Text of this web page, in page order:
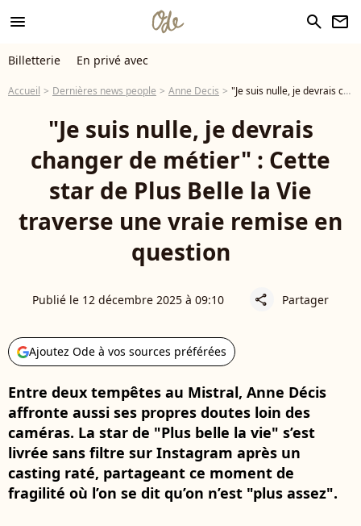
menu search newsletter
Billetterie En privé avec
Accueil Dernières news people Anne Decis "Je suis nulle, je devrais changer de métier" : Cette star de Plus Belle la Vie traverse une vraie remise en question
"Je suis nulle, je devrais
changer de métier" : Cette
star de Plus Belle la Vie
traverse une vraie remise en
question
Publié le 12 décembre 2025 à 09:10 share Partager
Ajoutez Ode à vos sources préférées
Entre deux tempêtes au Mistral, Anne Décis
affronte aussi ses propres doutes loin des
caméras. La star de "Plus belle la vie" s’est
livrée sans filtre sur Instagram après un
casting raté, partageant ce moment de
fragilité où l’on se dit qu’on n’est "plus assez".